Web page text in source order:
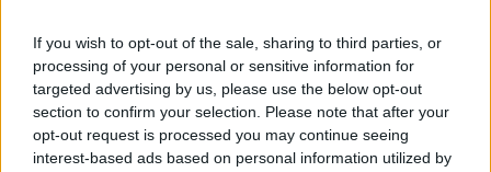
If you wish to opt-out of the sale, sharing to third parties, or
processing of your personal or sensitive information for
targeted advertising by us, please use the below opt-out
section to confirm your selection. Please note that after your
opt-out request is processed you may continue seeing
interest-based ads based on personal information utilized by